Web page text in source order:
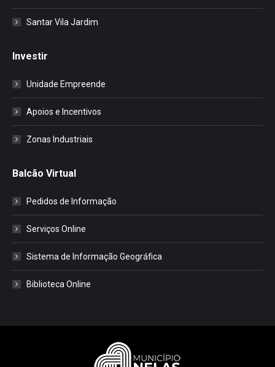
Santar Vila Jardim
Investir
Unidade Empreende
Apoios e Incentivos
Zonas Industriais
Balcão Virtual
Pedidos de Informação
Serviços Online
Sistema de Informação Geográfica
Biblioteca Online